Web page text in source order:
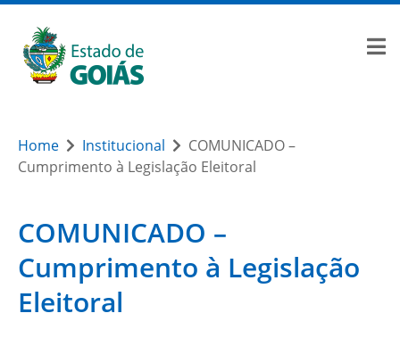
Home Institucional
COMUNICADO –
Cumprimento à Legislação Eleitoral
COMUNICADO –
Cumprimento à Legislação
Eleitoral